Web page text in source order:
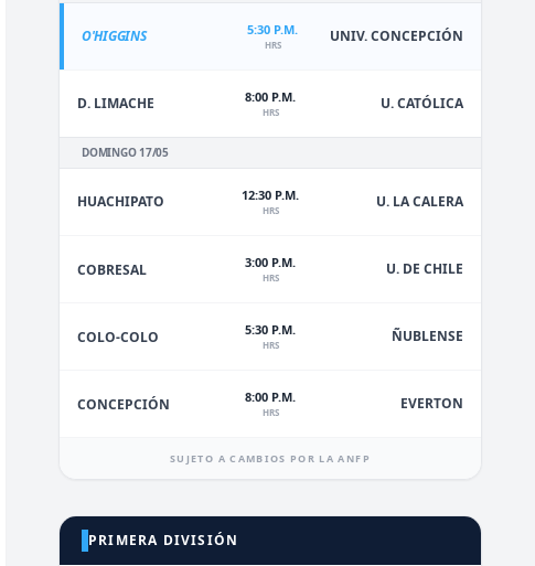
O'HIGGINS 5:30 P.M.
HRS UNIV. CONCEPCIÓN
D. LIMACHE 8:00 P.M.
HRS U. CATÓLICA
DOMINGO 17/05
HUACHIPATO 12:30 P.M.
HRS U. LA CALERA
COBRESAL 3:00 P.M.
HRS U. DE CHILE
COLO-COLO 5:30 P.M.
HRS ÑUBLENSE
CONCEPCIÓN 8:00 P.M.
HRS EVERTON
SUJETO A CAMBIOS POR LA ANFP
PRIMERA DIVISIÓN